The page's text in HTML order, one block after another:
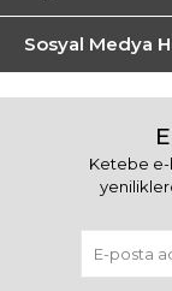
Sosyal Medya
Ketebe e-